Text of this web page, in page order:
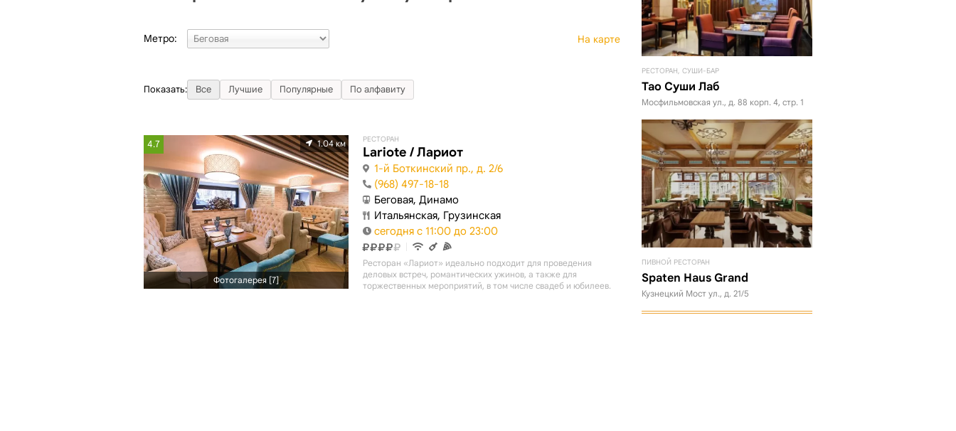
Метро: На карте
Показать: Все Лучшие Популярные По алфавиту
4.7
Фотогалерея [7]
1.04 км РЕСТОРАН
Lariote / Лариот
1-й Боткинский пр., д. 2/6
(968) 497-18-18
Беговая, Динамо
Итальянская, Грузинская
сегодня с 11:00 до 23:00
Ресторан «Лариот» идеально подходит для проведения
деловых встреч, романтических ужинов, а также для
торжественных мероприятий, в том числе свадеб и юбилеев.
РЕСТОРАН, СУШИ-БАР
Тао Суши Лаб
Мосфильмовская ул., д. 88 корп. 4, стр. 1
ПИВНОЙ РЕСТОРАН
Spaten Haus Grand
Кузнецкий Мост ул., д. 21/5